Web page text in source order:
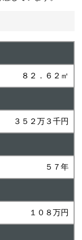
８２．６２㎡
３５２万３千円
５７年
１０８万円